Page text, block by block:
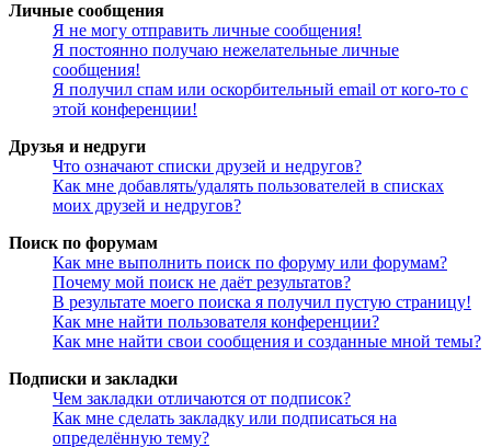
Личные сообщения
Я не могу отправить личные сообщения!
Я постоянно получаю нежелательные личные
сообщения!
Я получил спам или оскорбительный email от кого-то с
этой конференции!
Друзья и недруги
Что означают списки друзей и недругов?
Как мне добавлять/удалять пользователей в списках
моих друзей и недругов?
Поиск по форумам
Как мне выполнить поиск по форуму или форумам?
Почему мой поиск не даёт результатов?
В результате моего поиска я получил пустую страницу!
Как мне найти пользователя конференции?
Как мне найти свои сообщения и созданные мной темы?
Подписки и закладки
Чем закладки отличаются от подписок?
Как мне сделать закладку или подписаться на
определённую тему?